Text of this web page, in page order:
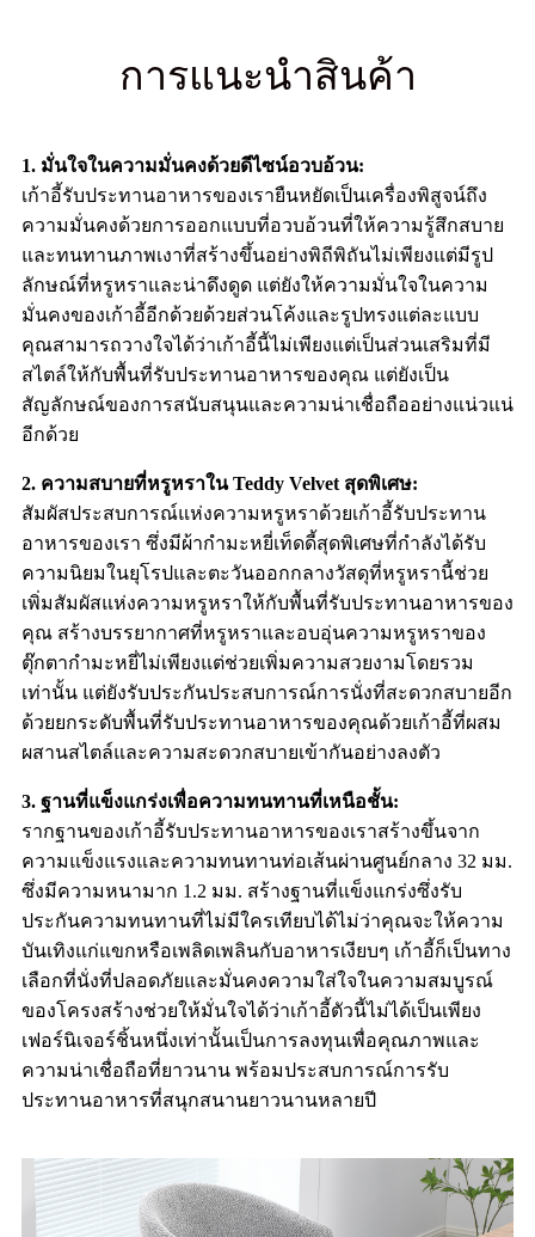
การแนะนำสินค้า
1. มั่นใจในความมั่นคงด้วยดีไซน์อวบอ้วน:
เก้าอี้รับประทานอาหารของเรายืนหยัดเป็นเครื่องพิสูจน์ถึง
ความมั่นคงด้วยการออกแบบที่อวบอ้วนที่ให้ความรู้สึกสบาย
และทนทานภาพเงาที่สร้างขึ้นอย่างพิถีพิถันไม่เพียงแต่มีรูป
ลักษณ์ที่หรูหราและน่าดึงดูด แต่ยังให้ความมั่นใจในความ
มั่นคงของเก้าอี้อีกด้วยด้วยส่วนโค้งและรูปทรงแต่ละแบบ
คุณสามารถวางใจได้ว่าเก้าอี้นี้ไม่เพียงแต่เป็นส่วนเสริมที่มี
สไตล์ให้กับพื้นที่รับประทานอาหารของคุณ แต่ยังเป็น
สัญลักษณ์ของการสนับสนุนและความน่าเชื่อถืออย่างแน่วแน่
อีกด้วย
2. ความสบายที่หรูหราใน Teddy Velvet สุดพิเศษ:
สัมผัสประสบการณ์แห่งความหรูหราด้วยเก้าอี้รับประทาน
อาหารของเรา ซึ่งมีผ้ากำมะหยี่เท็ดดี้สุดพิเศษที่กำลังได้รับ
ความนิยมในยุโรปและตะวันออกกลางวัสดุที่หรูหรานี้ช่วย
เพิ่มสัมผัสแห่งความหรูหราให้กับพื้นที่รับประทานอาหารของ
คุณ สร้างบรรยากาศที่หรูหราและอบอุ่นความหรูหราของ
ตุ๊กตากำมะหยี่ไม่เพียงแต่ช่วยเพิ่มความสวยงามโดยรวม
เท่านั้น แต่ยังรับประกันประสบการณ์การนั่งที่สะดวกสบายอีก
ด้วยยกระดับพื้นที่รับประทานอาหารของคุณด้วยเก้าอี้ที่ผสม
ผสานสไตล์และความสะดวกสบายเข้ากันอย่างลงตัว
3. ฐานที่แข็งแกร่งเพื่อความทนทานที่เหนือชั้น:
รากฐานของเก้าอี้รับประทานอาหารของเราสร้างขึ้นจาก
ความแข็งแรงและความทนทานท่อเส้นผ่านศูนย์กลาง 32 มม.
ซึ่งมีความหนามาก 1.2 มม. สร้างฐานที่แข็งแกร่งซึ่งรับ
ประกันความทนทานที่ไม่มีใครเทียบได้ไม่ว่าคุณจะให้ความ
บันเทิงแก่แขกหรือเพลิดเพลินกับอาหารเงียบๆ เก้าอี้ก็เป็นทาง
เลือกที่นั่งที่ปลอดภัยและมั่นคงความใส่ใจในความสมบูรณ์
ของโครงสร้างช่วยให้มั่นใจได้ว่าเก้าอี้ตัวนี้ไม่ได้เป็นเพียง
เฟอร์นิเจอร์ชิ้นหนึ่งเท่านั้นเป็นการลงทุนเพื่อคุณภาพและ
ความน่าเชื่อถือที่ยาวนาน พร้อมประสบการณ์การรับ
ประทานอาหารที่สนุกสนานยาวนานหลายปี